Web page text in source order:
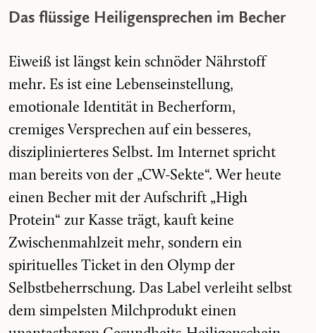
Das flüssige Heiligensprechen im Becher
Eiweiß ist längst kein schnöder Nährstoff
mehr. Es ist eine Lebenseinstellung,
emotionale Identität in Becherform,
cremiges Versprechen auf ein besseres,
disziplinierteres Selbst. Im Internet spricht
man bereits von der „CW-Sekte“. Wer heute
einen Becher mit der Aufschrift „High
Protein“ zur Kasse trägt, kauft keine
Zwischenmahlzeit mehr, sondern ein
spirituelles Ticket in den Olymp der
Selbstbeherrschung. Das Label verleiht selbst
dem simpelsten Milchprodukt einen